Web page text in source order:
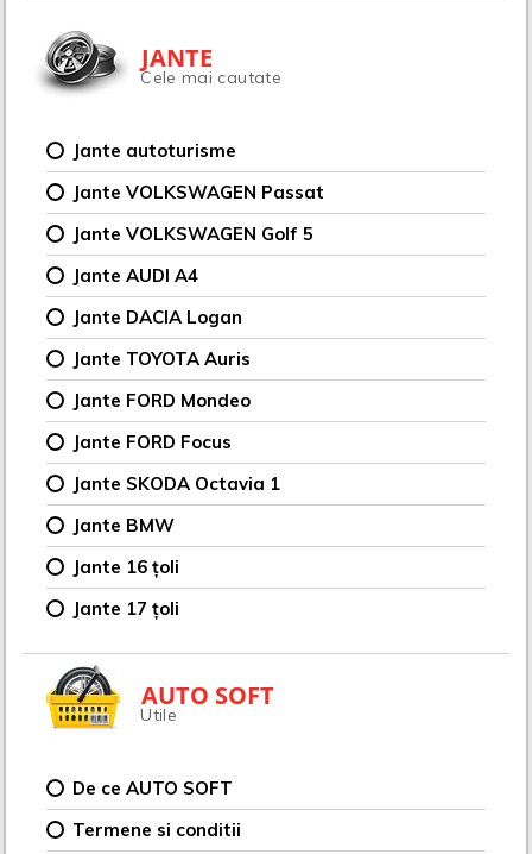
JANTE
Cele mai cautate
Jante autoturisme
Jante VOLKSWAGEN Passat
Jante VOLKSWAGEN Golf 5
Jante AUDI A4
Jante DACIA Logan
Jante TOYOTA Auris
Jante FORD Mondeo
Jante FORD Focus
Jante SKODA Octavia 1
Jante BMW
Jante 16 țoli
Jante 17 țoli
AUTO SOFT
Utile
De ce AUTO SOFT
Termene si conditii